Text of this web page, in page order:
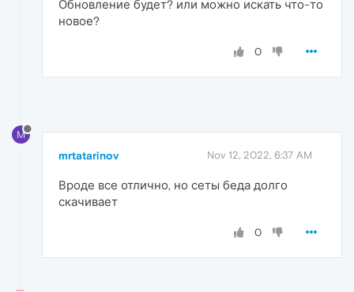
Обновление будет? или можно искать что-то
новое?
0
M
mrtatarinov Nov 12, 2022, 6:37 AM
Вроде все отлично, но сеты беда долго
скачивает
0